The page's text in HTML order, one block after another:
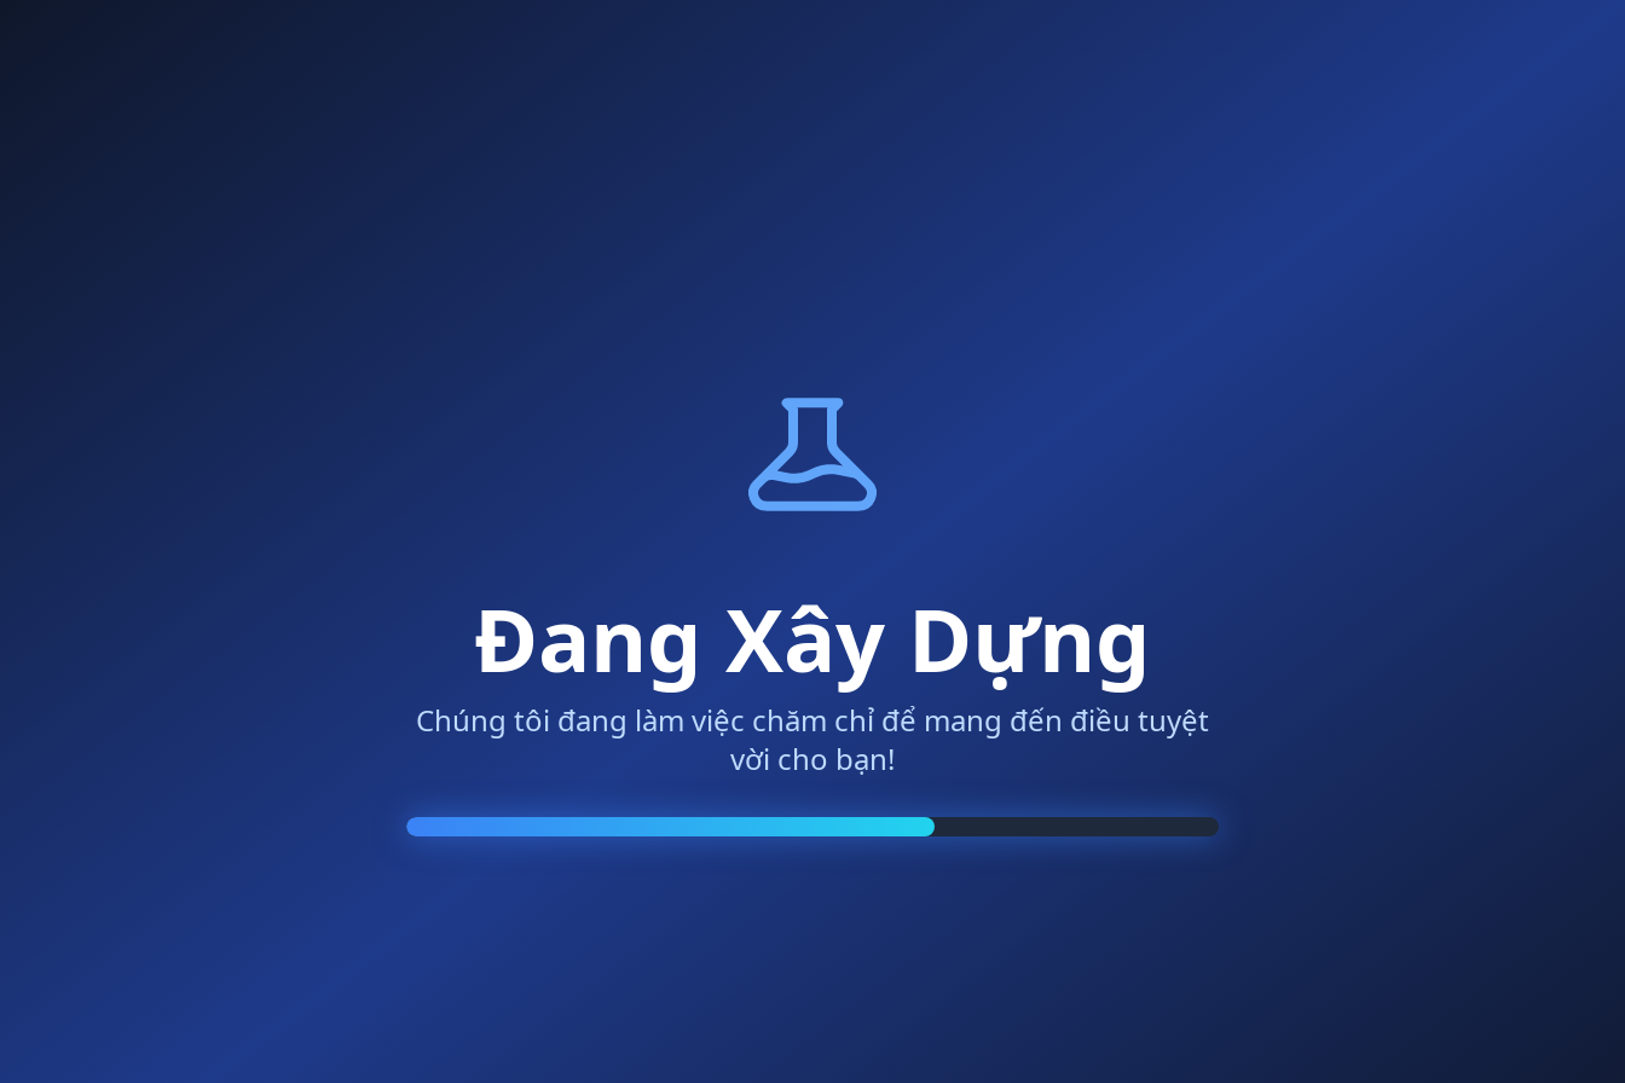
Đang Xây Dựng
Chúng tôi đang làm việc chăm chỉ để mang đến điều tuyệt
vời cho bạn!